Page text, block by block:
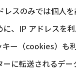
スのみでは個人
、IP アドレスを
ー（cookies）も
に転送されるデ